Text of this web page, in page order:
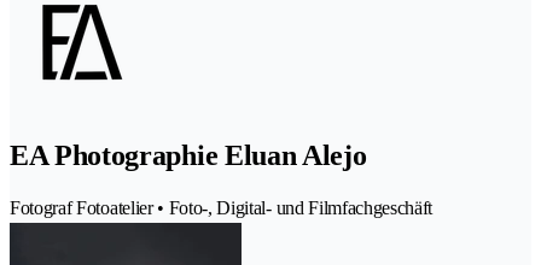
EA Photographie Eluan Alejo
Fotograf Fotoatelier • Foto-, Digital- und Filmfachgeschäft